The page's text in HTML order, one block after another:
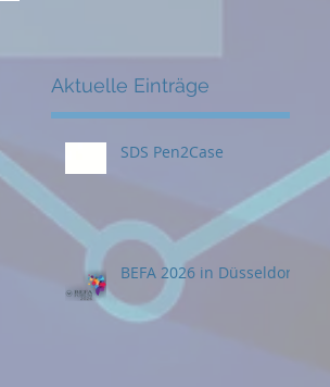
Aktuelle Einträge
SDS Pen2Case
BEFA 2026 in Düsseldorf